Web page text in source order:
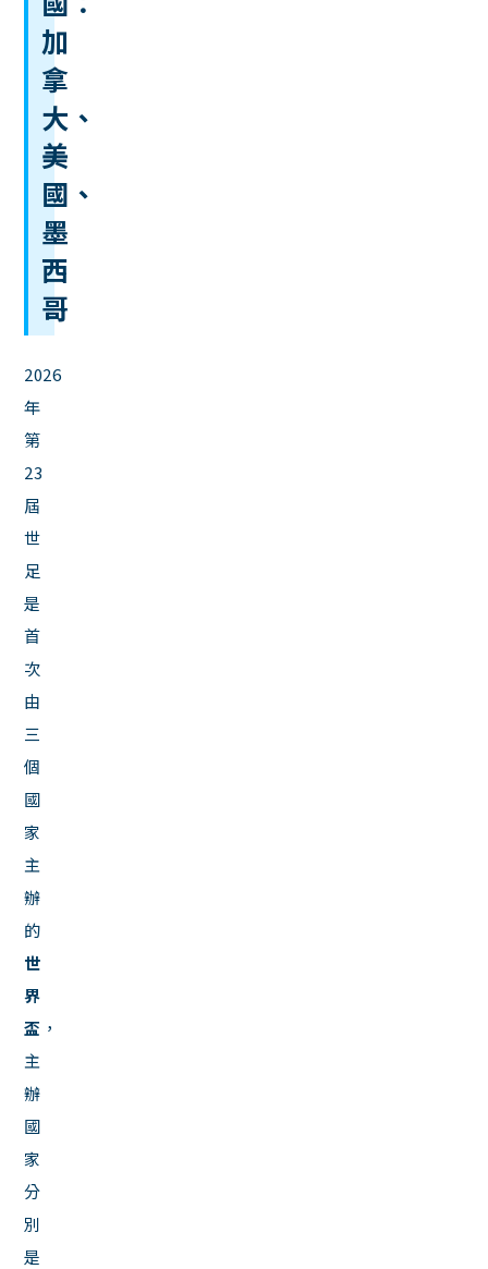
加
拿
大、
美
國、
墨
西
哥
2026
年
第
23
屆
世
足
是
首
次
由
三
個
國
家
主
辦
的
世
界
盃 ，
主
辦
國
家
分
別
是